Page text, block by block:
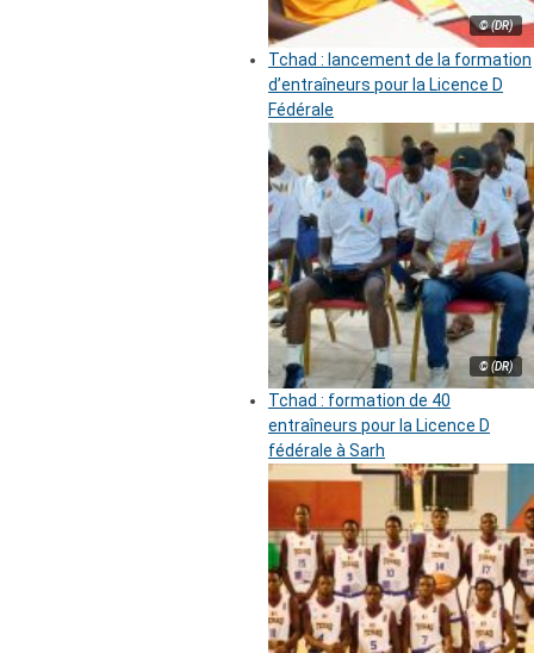
© (DR)
Tchad : lancement de la formation
d’entraîneurs pour la Licence D
Fédérale
© (DR)
Tchad : formation de 40
entraîneurs pour la Licence D
fédérale à Sarh